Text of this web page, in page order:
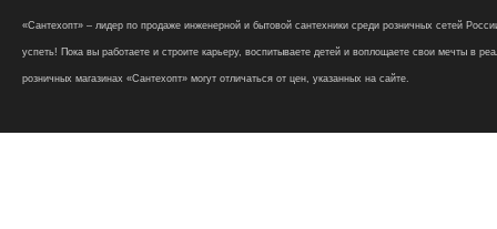
«Сантехопт» – лидер по продаже инженерной и бытовой сантехники среди розничных сетей
успеть! Пока вы работаете и строите карьеру, воспитываете детей и воплощаете свои мечты в
розничных магазинах «Сантехопт» могут отличаться от цен, указанных на сайте.